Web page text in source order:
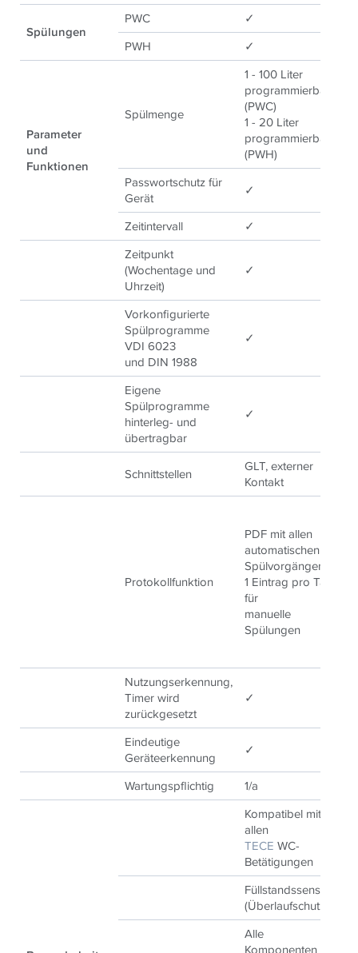
Spülungen
PWC ✓
PWH
✓
Parameter
und
Funktionen
Spülmenge
1 - 100 Liter
programmierbar
(PWC)
1 - 20 Liter
programmierbar
(PWH)
Passwortschutz für
Gerät
✓
Zeitintervall ✓
Zeitpunkt
(Wochentage und
Uhrzeit)
✓
Vorkonfigurierte
Spülprogramme
VDI 6023
und DIN 1988
✓
Eigene
Spülprogramme
hinterleg- und
übertragbar
✓
Schnittstellen
GLT, externer
Kontakt
Protokollfunktion
PDF mit allen
automatischen
Spülvorgängen,
1 Eintrag pro Tag
für
manuelle
Spülungen
Nutzungserkennung,
Timer wird
zurückgesetzt
✓
Eindeutige
Geräteerkennung
✓
Wartungspflichtig 1/a
Kompatibel mit
allen
TECE WC-
Betätigungen
Füllstandssensor
(Überlaufschutz
Alle